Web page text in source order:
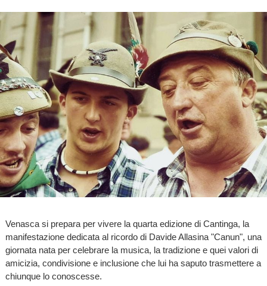
Venasca si prepara per vivere la quarta edizione di Cantinga, la
manifestazione dedicata al ricordo di Davide Allasina "Canun", una
giornata nata per celebrare la musica, la tradizione e quei valori di
amicizia, condivisione e inclusione che lui ha saputo trasmettere a
chiunque lo conoscesse.